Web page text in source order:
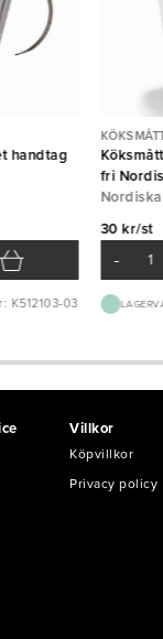
handtag
K512103-03
fri
Nordiska
30 kr/st
-
Villkor
Köpvillkor
Privacy policy